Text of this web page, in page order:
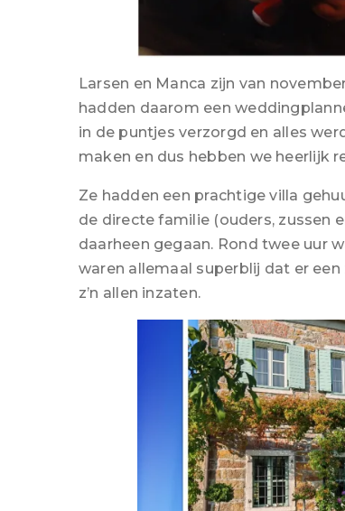
Larsen en Manca zijn van
hadden daarom een
in de puntjes verzorgd en alles
maken en dus hebben we heerlijk
Ze hadden een prachtige villa
de directe familie (ouders, zussen
daarheen gegaan. Rond twee uur
waren allemaal superblij dat er
z’n allen inzaten.